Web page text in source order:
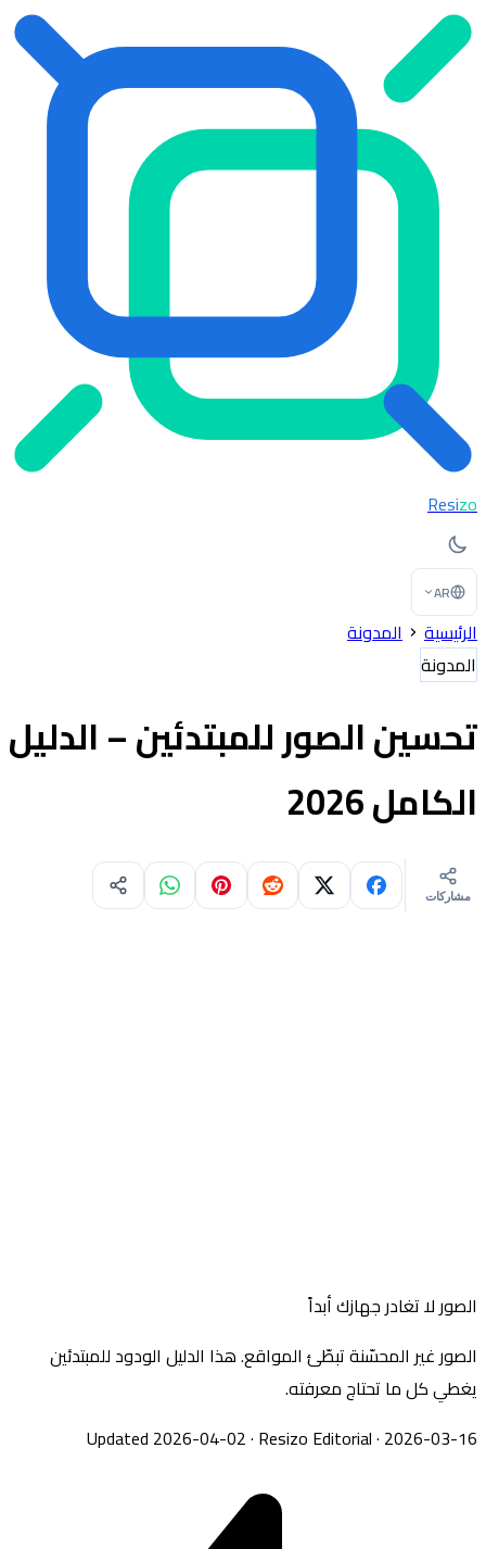
Resizo
AR
الرئيسية
المدونة
المدونة
تحسين الصور للمبتدئين – الدليل
الكامل 2026
مشاركات
الصور لا تغادر جهازك أبداً
الصور غير المحسّنة تبطّئ المواقع. هذا الدليل الودود للمبتدئين
يغطي كل ما تحتاج معرفته.
2026-03-16
·
Updated 2026-04-02· Resizo Editorial